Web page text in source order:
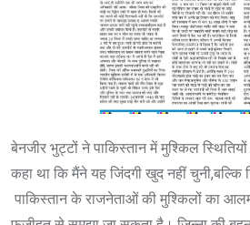
बेनजीर भुट्टों ने पाकिस्तान में मुश्किल
कहा था कि मैंने यह जिंदगी खुद नहीं चुनी,बल्कि
पाकिस्तान के राजनेताओं की मुश्किलों का